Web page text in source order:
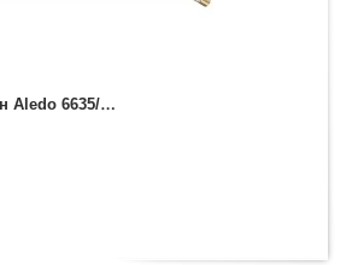
П
одсветка для картин Aledo 6635/9WL